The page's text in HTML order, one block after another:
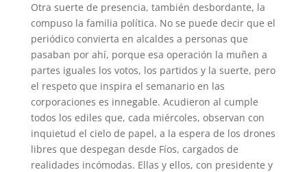
Otra suerte de presencia, también desbordante, la
compuso la familia política. No se puede decir que el
periódico convierta en alcaldes a personas que
pasaban por ahí, porque esa operación la muñen a
partes iguales los votos, los partidos y la suerte, pero
el respeto que inspira el semanario en las
corporaciones es innegable. Acudieron al cumple
todos los ediles que, cada miércoles, observan con
inquietud el cielo de papel, a la espera de los drones
libres que despegan desde Fíos, cargados de
realidades incómodas. Ellas y ellos, con presidente y